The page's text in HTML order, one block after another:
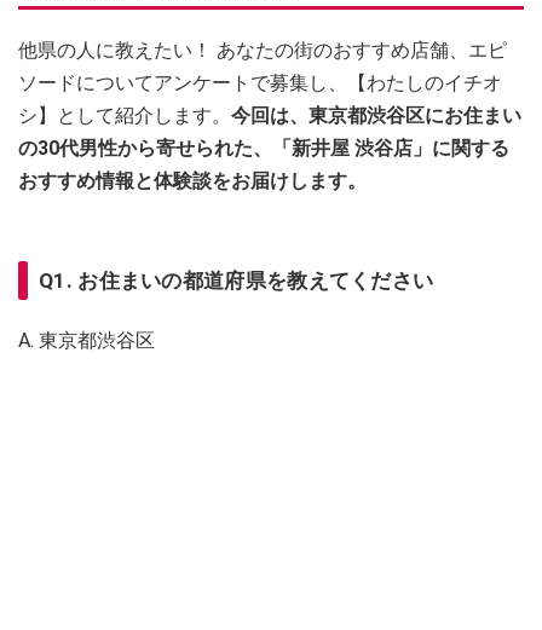
他県の人に教えたい！ あなたの街のおすすめ店舗、エピ
ソードについてアンケートで募集し、【わたしのイチオ
シ】として紹介します。 今回は、東京都渋谷区にお住まい
の30代男性から寄せられた、「新井屋 渋谷店」に関する
おすすめ情報と体験談をお届けします。
Q1. お住まいの都道府県を教えてください
A. 東京都渋谷区